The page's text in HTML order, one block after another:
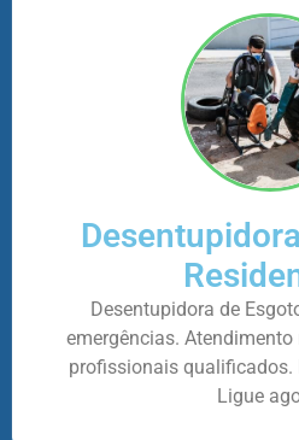
Desentupidora de
emergências.
profissionais qualificados.
Ligue